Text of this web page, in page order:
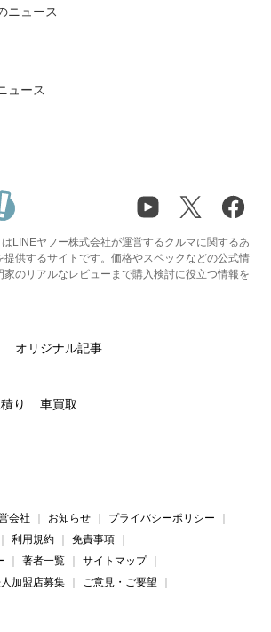
ニュース
ュース
LINEヤフー株式会社が運営するクルマに関するあ
提供するサイトです。価格やスペックなどの公式情
のリアルなレビューまで購入検討に役立つ情報を
オリジナル記事
り 車買取
会社 お知らせ
プライバシーポリシー
利用規約
免責事項
著者一覧
サイトマップ
加盟店募集
ご意見・ご要望